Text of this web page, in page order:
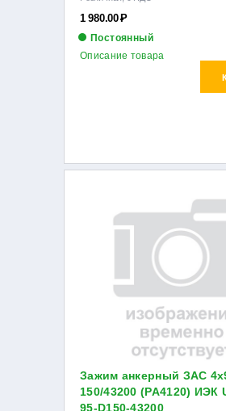
1 980.00Р
Постоянный
Описание товара
Зажим анкерный ЗАС
150/43200 (PA4120) ИЭК
95-D150-43200